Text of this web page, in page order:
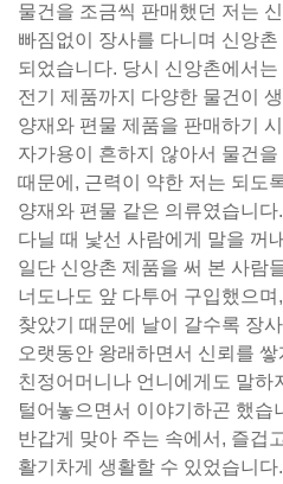
물건을 조금씩 판매했던 저는
빠짐없이 장사를 다니며 신앙
되었습니다. 당시 신앙촌에서
전기 제품까지 다양한 물건이
양재와 편물 제품을 판매하기
자가용이 흔하지 않아서 물건을
때문에, 근력이 약한 저는 되도
양재와 편물 같은 의류였습니
다닐 때 낯선 사람에게 말을 꺼
일단 신앙촌 제품을 써 본 사람
너도나도 앞 다투어 구입했으
찾았기 때문에 날이 갈수록 장
오랫동안 왕래하면서 신뢰를
친정어머니나 언니에게도 말하
털어놓으면서 이야기하곤 했습
반갑게 맞아 주는 속에서, 즐겁
활기차게 생활할 수 있었습니